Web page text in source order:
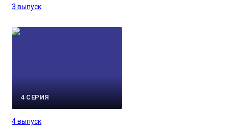
3 выпуск
4 СЕРИЯ
4 выпуск